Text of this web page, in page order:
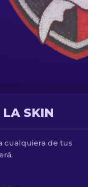
LA SKIN
cualquiera de tus